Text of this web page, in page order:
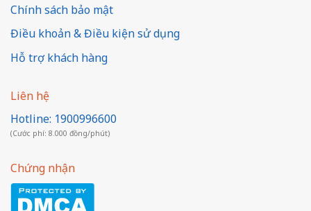
Chính sách bảo mật
Điều khoản & Điều kiện sử dụng
Hỗ trợ khách hàng
Liên hệ
Hotline: 1900996600
(Cước phí: 8.000 đồng/phút)
Chứng nhận